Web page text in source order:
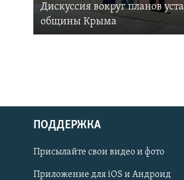
Українською
Qırımtatar
Дискуссия вокруг планов
общины Крыма
ПОДДЕРЖКА
Присылайте свои видео и фото
Приложение для iOS и Андроид